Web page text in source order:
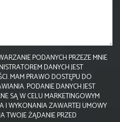
PODANYCH PRZEZE MNIE
DANYCH JEST
MAM PRAWO DOSTĘPU DO
PODANIE DANYCH JEST
SĄ W CELU MARKETINGOWYM
I WYKONANIA ZAWARTEJ UMOWY
TWOJE ŻĄDANIE PRZED